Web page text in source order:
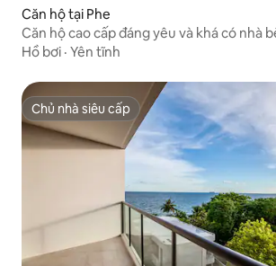
Căn hộ tại Phe
Căn hộ cao cấp đáng yêu và khá có nhà
Hồ bơi · Yên tĩnh
Chủ nhà siêu cấp
Chủ nhà siêu cấp